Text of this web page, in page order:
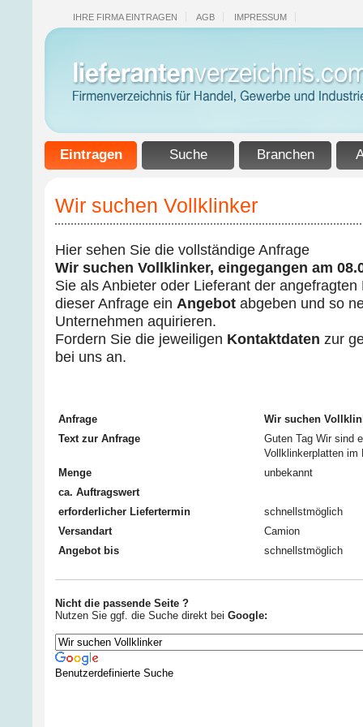
IHRE FIRMA EINTRAGEN AGB IMPRESSUM
Eintragen Suche Branchen
Wir suchen Vollklinker
Hier sehen Sie die vollständige Anfrage
Wir suchen Vollklinker, eingegangen am
Sie als Anbieter oder Lieferant der
dieser Anfrage ein Angebot abgeben und so
Unternehmen aquirieren.
Fordern Sie die jeweiligen Kontaktdaten zur
bei uns an.
Anfrage
Wir suchen
Text zur Anfrage
Guten Tag Wir sind
Vollklinkerplatten im
Menge
unbekannt
ca. Auftragswert
erforderlicher Liefertermin
schnellstmöglich
Versandart
Camion
Angebot bis
schnellstmöglich
Nicht die passende Seite ?
Nutzen Sie ggf. die Suche direkt bei Google:
Benutzerdefinierte Suche